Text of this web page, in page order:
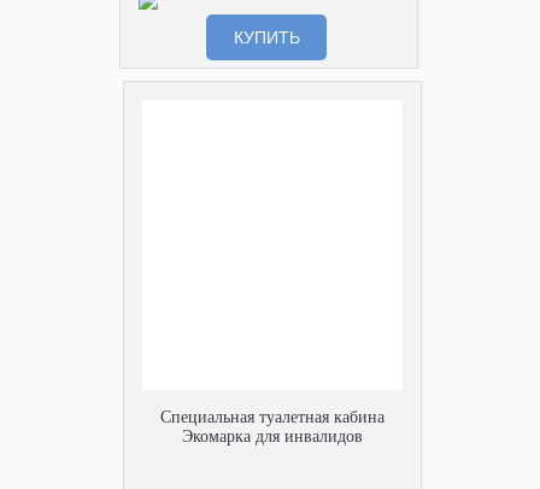
КУПИТЬ
Специальная туалетная кабина
Экомарка для инвалидов